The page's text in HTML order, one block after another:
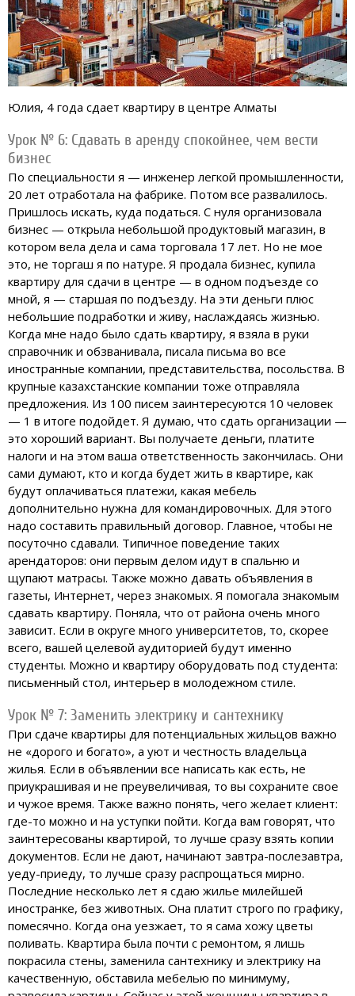
Юлия, 4 года сдает квартиру в центре Алматы
Урок № 6: Сдавать в аренду спокойнее, чем вести
бизнес
По специальности я — инженер легкой промышленности,
20 лет отработала на фабрике. Потом все развалилось.
Пришлось искать, куда податься. С нуля организовала
бизнес — открыла небольшой продуктовый магазин, в
котором вела дела и сама торговала 17 лет. Но не мое
это, не торгаш я по натуре. Я продала бизнес, купила
квартиру для сдачи в центре — в одном подъезде со
мной, я — старшая по подъезду. На эти деньги плюс
небольшие подработки и живу, наслаждаясь жизнью.
Когда мне надо было сдать квартиру, я взяла в руки
справочник и обзванивала, писала письма во все
иностранные компании, представительства, посольства. В
крупные казахстанские компании тоже отправляла
предложения. Из 100 писем заинтересуются 10 человек
— 1 в итоге подойдет. Я думаю, что сдать организации —
это хороший вариант. Вы получаете деньги, платите
налоги и на этом ваша ответственность закончилась. Они
сами думают, кто и когда будет жить в квартире, как
будут оплачиваться платежи, какая мебель
дополнительно нужна для командировочных. Для этого
надо составить правильный договор. Главное, чтобы не
посуточно сдавали. Типичное поведение таких
арендаторов: они первым делом идут в спальню и
щупают матрасы. Также можно давать объявления в
газеты, Интернет, через знакомых. Я помогала знакомым
сдавать квартиру. Поняла, что от района очень много
зависит. Если в округе много университетов, то, скорее
всего, вашей целевой аудиторией будут именно
студенты. Можно и квартиру оборудовать под студента:
письменный стол, интерьер в молодежном стиле.
Урок № 7: Заменить электрику и сантехнику
При сдаче квартиры для потенциальных жильцов важно
не «дорого и богато», а уют и честность владельца
жилья. Если в объявлении все написать как есть, не
приукрашивая и не преувеличивая, то вы сохраните свое
и чужое время. Также важно понять, чего желает клиент:
где-то можно и на уступки пойти. Когда вам говорят, что
заинтересованы квартирой, то лучше сразу взять копии
документов. Если не дают, начинают завтра-послезавтра,
уеду-приеду, то лучше сразу распрощаться мирно.
Последние несколько лет я сдаю жилье милейшей
иностранке, без животных. Она платит строго по графику,
помесячно. Когда она уезжает, то я сама хожу цветы
поливать. Квартира была почти с ремонтом, я лишь
покрасила стены, заменила сантехнику и электрику на
качественную, обставила мебелью по минимуму,